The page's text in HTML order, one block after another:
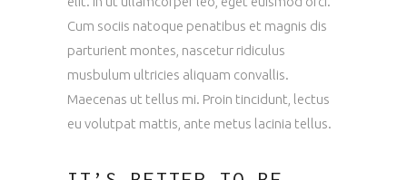
Cum sociis natoque penatibus et magnis dis
parturient montes, nascetur ridiculus
musbulum ultricies aliquam convallis.
Maecenas ut tellus mi. Proin tincidunt, lectus
eu volutpat mattis, ante metus lacinia tellus.